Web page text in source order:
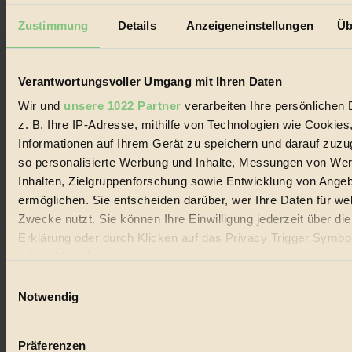
Zustimmung Details Anzeigeneinstellungen
Verantwortungsvoller Umgang mit Ihren Daten
Wir und unsere 1022 Partner verarbeiten Ihre persönlichen
z. B. Ihre IP-Adresse, mithilfe von Technologien wie
Informationen auf Ihrem Gerät zu speichern und darauf
so personalisierte Werbung und Inhalte, Messungen von
Inhalten, Zielgruppenforschung sowie Entwicklung von
ermöglichen. Sie entscheiden darüber, wer Ihre Daten für
Zwecke nutzt. Sie können Ihre Einwilligung jederzeit über
Erklärung oder durch Klicken auf das Privacy Trigger
Wenn Sie es erlauben, würden wir auch gerne:
Notwendig
Präferenzen
Mitteleuropa inziwschen oft zu Hause.
Entleerung voll wieder zu dir zurückkommen.
Der BIORAMA-Newsletter
Erhalte in regelmäßigen Abständen die aktuellsten Artikel,
Gewinnspiele & Ausgaben übersichtlich aufbereitet vom
BIORAMA-Magazin per E-Mail.
Jetzt eintragen: